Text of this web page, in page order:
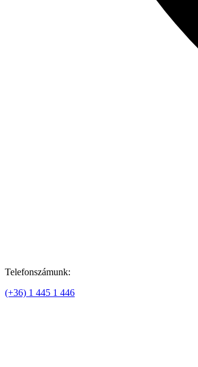
Telefonszámunk:
(+36) 1 445 1 446